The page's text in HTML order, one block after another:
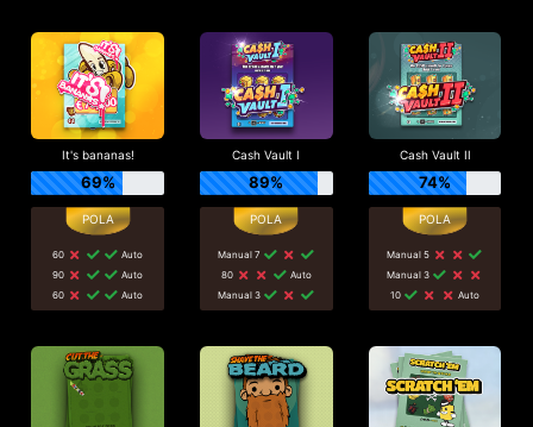
It's bananas!
69%
60
Auto
90
Auto
60
Auto
Cash Vault I
89%
Manual 7
80
Auto
Manual 3
Cash Vault II
74%
Manual 5
Manual 3
10
Auto